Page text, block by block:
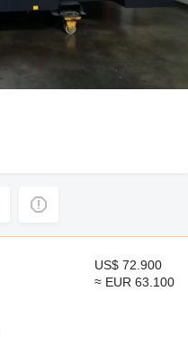
US$ 72.900
≈ EUR 63.100